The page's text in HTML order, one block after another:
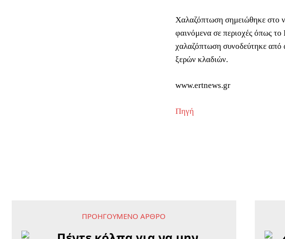
Χαλαζόπτωση σημειώθηκε στο
φαινόμενα σε περιοχές όπως
χαλαζόπτωση συνοδεύτηκε από
ξερών κλαδιών.
www.ertnews.gr
Πηγή
ΠΡΟΗΓΟΎΜΕΝΟ ΆΡΘΡΟ